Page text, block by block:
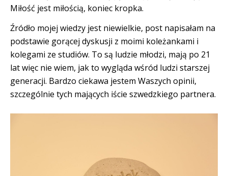
Miłość jest miłością, koniec kropka.
Źródło mojej wiedzy jest niewielkie, post napisałam na
podstawie gorącej dyskusji z moimi koleżankami i
kolegami ze studiów. To są ludzie młodzi, mają po 21
lat więc nie wiem, jak to wygląda wśród ludzi starszej
generacji. Bardzo ciekawa jestem Waszych opinii,
szczególnie tych mających iście szwedzkiego partnera.